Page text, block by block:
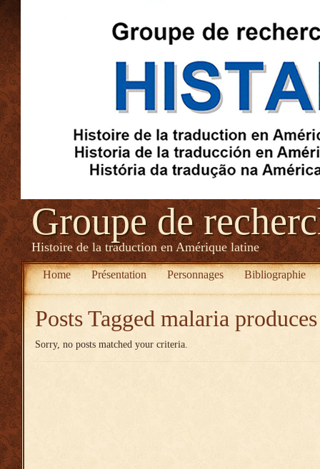
Groupe de
Histoire de la traduction en Amérique latine
Home Présentation Personnages Bibliographie
Posts Tagged malaria
Sorry, no posts matched your criteria.